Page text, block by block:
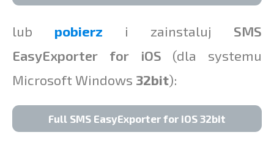
lub pobierz i zainstaluj SMS
EasyExporter for iOS (dla systemu
Microsoft Windows 32bit):
Full SMS EasyExporter for iOS 32bit